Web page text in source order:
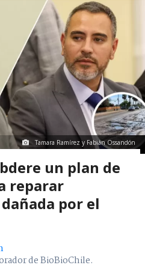
Tamara Ramírez y Fabián Ossandón
un plan de
reparar
por el
de BioBioChile.